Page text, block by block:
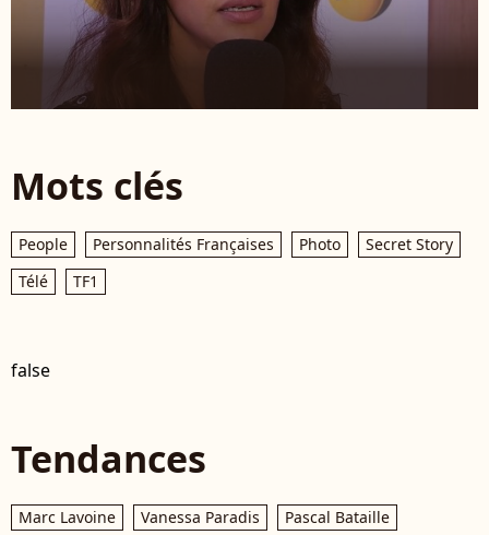
Mots clés
People Personnalités Françaises Photo
Secret Story
Télé
TF1
false
Tendances
Marc Lavoine Vanessa Paradis
Pascal Bataille